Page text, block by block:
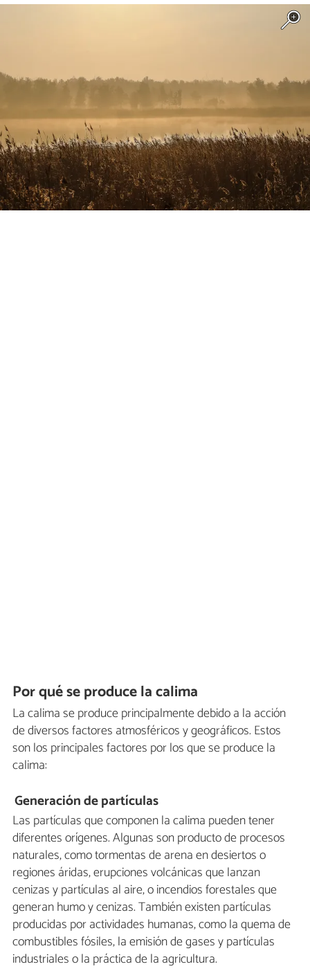
Por qué se produce la calima
La calima se produce principalmente debido a la acción
de diversos factores atmosféricos y geográficos. Estos
son los principales factores por los que se produce la
calima:
Generación de partículas
Las partículas que componen la calima pueden tener
diferentes orígenes. Algunas son producto de procesos
naturales, como tormentas de arena en desiertos o
regiones áridas, erupciones volcánicas que lanzan
cenizas y partículas al aire, o incendios forestales que
generan humo y cenizas. También existen partículas
producidas por actividades humanas, como la quema de
combustibles fósiles, la emisión de gases y partículas
industriales o la práctica de la agricultura.